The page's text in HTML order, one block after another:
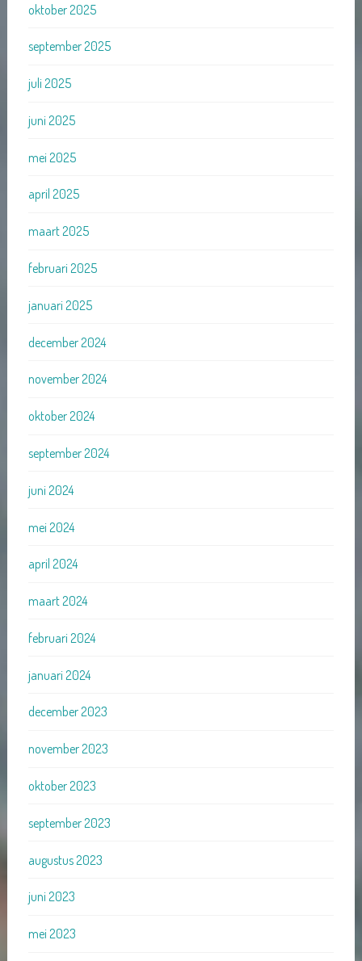
oktober 2025
september 2025
juli 2025
juni 2025
mei 2025
april 2025
maart 2025
februari 2025
januari 2025
december 2024
november 2024
oktober 2024
september 2024
juni 2024
mei 2024
april 2024
maart 2024
februari 2024
januari 2024
december 2023
november 2023
oktober 2023
september 2023
augustus 2023
juni 2023
mei 2023